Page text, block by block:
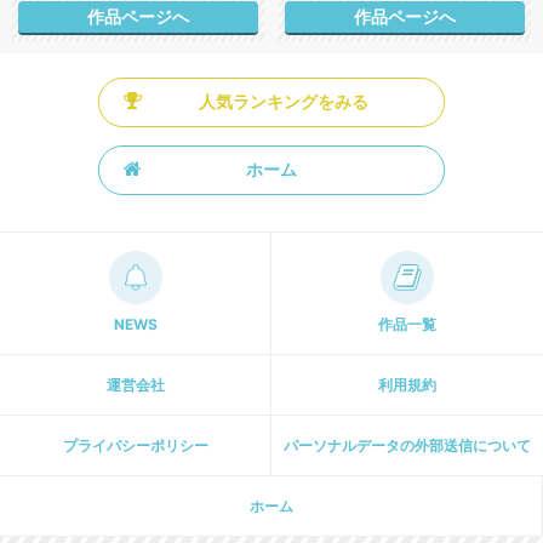
作品ページへ 作品ページへ
人気ランキングをみる
ホーム
NEWS 作品一覧
運営会社 利用規約
プライパシーポリシー パーソナルデータの外部送信について
ホーム